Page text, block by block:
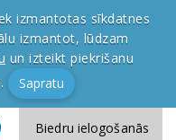
izmantotas sīkdatnes
izmantot, lūdzam
un izteikt piekrišanu
Sapratu
Biedru ielogošanās